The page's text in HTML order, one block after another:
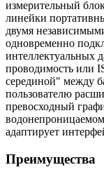
измерительный
линейки
двумя
одновременно
интеллектуальных
проводимость или
серединой" между
пользователю
превосходный
адаптирует
Преимущества